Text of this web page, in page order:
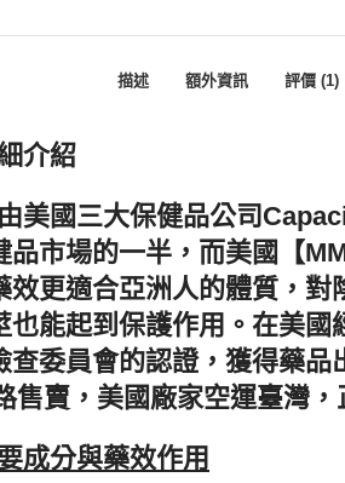
描述 額外資訊 評價 (1)
介紹
美國三大保健品公司
品市場的一半，而美國【
更適合亞洲人的體質，
能起到保護作用。在美
委員會的認證，獲得藥品
賣，美國廠家空運臺灣，
成分與藥效作用